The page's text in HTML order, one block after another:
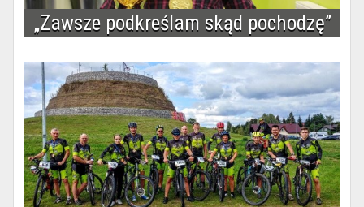
„Zawsze podkreślam skąd pochodzę”